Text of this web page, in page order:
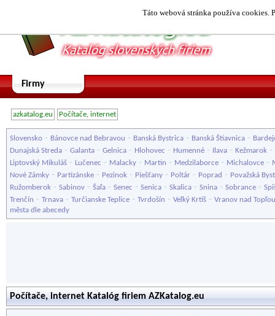
Táto webová stránka používa cookies.
Firmy
azkatalog.eu Počítače, internet
Slovensko - Bánovce nad Bebravou - Banská Bystrica - Banská Štiavnica -
Dunajská Streda - Galanta - Gelnica - Hlohovec - Humenné - Ilava - Kežmarok -
Liptovský Mikuláš - Lučenec - Malacky - Martin - Medzilaborce - Michalovce -
Nové Zámky - Partizánske - Pezinok - Piešťany - Poltár - Poprad - Považská
Ružomberok - Sabinov - Šaľa - Senec - Senica - Skalica - Snina - Sobrance -
Trenčín - Trnava - Turčianske Teplice - Tvrdošín - Veľký Krtíš - Vranov nad Topľou
města dle abecedy
Počítače, internet Katalóg firiem AZKatalog.eu